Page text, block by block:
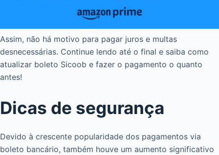
Assim, não há motivo para pagar juros e multas
desnecessárias. Continue lendo até o final e saiba como
atualizar boleto Sicoob e fazer o pagamento o quanto
antes!
Dicas de segurança
Devido à crescente popularidade dos pagamentos via
boleto bancário, também houve um aumento significativo